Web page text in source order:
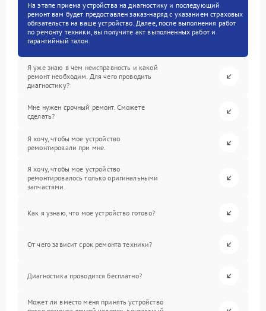
На этапе приема устройства на диагностику и последующий
ремонт вам будет предоставлен заказ-наряд с указанием страховых
обязательств на ваше устройство. Далее, после выполнения работ
по ремонту техники, вы получите акт выполненных работ и
гарантийный талон.
Я уже знаю в чем неисправность и какой
ремонт необходим. Для чего проводить
диагностику?
Мне нужен срочный ремонт. Сможете
сделать?
Я хочу, чтобы мое устройство
ремонтировали при мне.
Я хочу, чтобы мое устройство
ремонтировалось только оригинальными
запчастями.
Как я узнаю, что мое устройство готово?
От чего зависит срок ремонта техники?
Диагностика проводится бесплатно?
Может ли вместо меня принять устройство